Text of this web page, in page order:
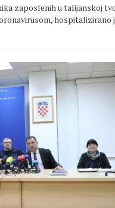
zaposlenih u talijanskoj
hospitalizirano